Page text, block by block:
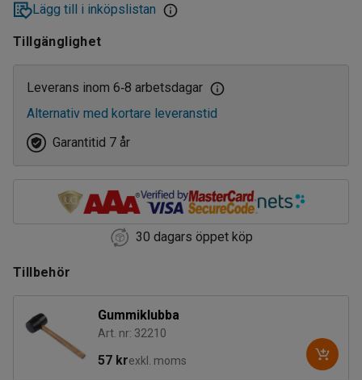
500
600
800
Lägg till i inköpslistan
Tillgänglighet
Leverans inom 6‑8 arbetsdagar
Alternativ med kortare leveranstid
Garantitid 7 år
30 dagars öppet köp
Tillbehör
Gummiklubba
Art. nr: 32210
57 krexkl. moms